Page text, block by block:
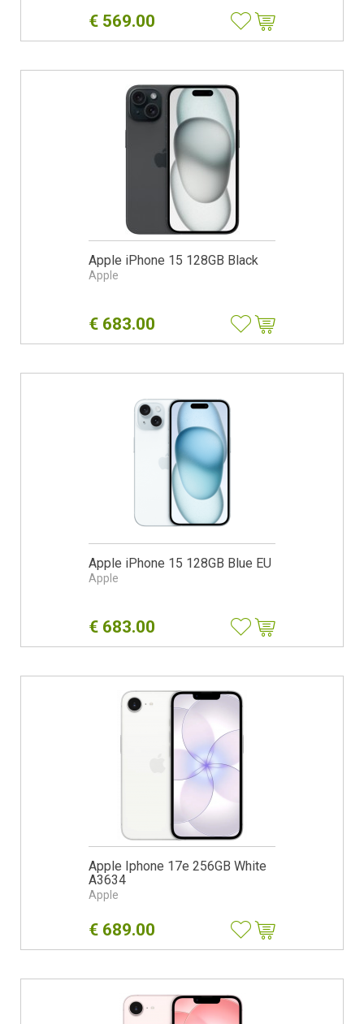
€ 569.00
Apple iPhone 15 128GB Black
Apple
€ 683.00
Apple iPhone 15 128GB Blue EU
Apple
€ 683.00
Apple Iphone 17e 256GB White
A3634
Apple
€ 689.00